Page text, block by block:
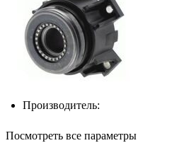
Производитель:
Посмотреть все параметры